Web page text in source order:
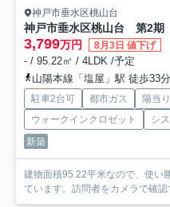
神戸市垂水区桃山台
神戸市垂水区桃山台 第2期
3,799万円 8月3日 値下げ
- / 95.22㎡ / 4LDK /予定
山陽本線「塩屋」駅 徒歩33分
駐車2台可 都市ガス 陽当
ウォークインクロゼット
シ
新築
建物面積95.22平米なので、使い
ています。訪問者をカメラで確